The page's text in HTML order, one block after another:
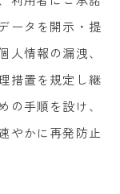
ータを開示・提
人情報の漏洩、
措置を規定し継
の手順を設け、
やかに再発防止